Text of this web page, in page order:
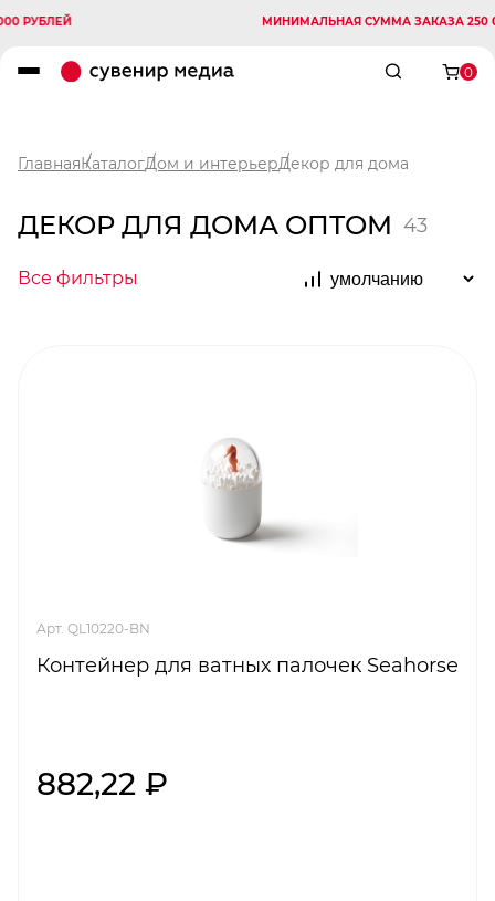
МИНИМАЛЬНАЯ СУММА ЗАКАЗА 250 000
0
ГлавнаяКаталогДом и интерьерДекор для дома
ДЕКОР ДЛЯ ДОМА ОПТОМ 43
Все фильтры
Арт. QL10220-BN
Контейнер для ватных палочек Seahorse
882,22 ₽